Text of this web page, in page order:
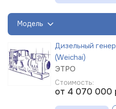
Модель
Дизельный
(Weichai)
ЭТРО
Стоимость:
от 4 070 000